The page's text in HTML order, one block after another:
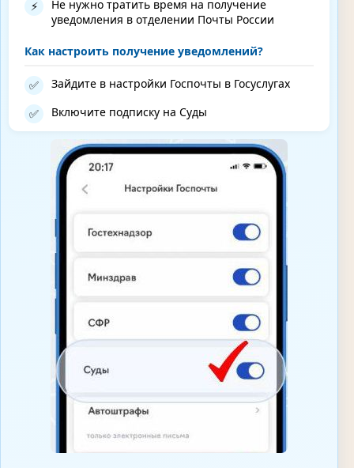
⚡
Не нужно тратить время на получение
уведомления в отделении Почты России
Как настроить получение уведомлений?
✅ Зайдите в настройки Госпочты в Госуслугах
✅ Включите подписку на Суды